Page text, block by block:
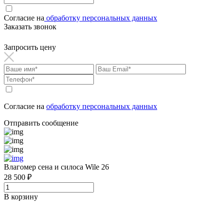
Согласие на обработку персональных данных
Заказать звонок
Запросить цену
Согласие на обработку персональных данных
Отправить сообщение
Влагомер сена и силоса Wile 26
28 500 ₽
В корзину